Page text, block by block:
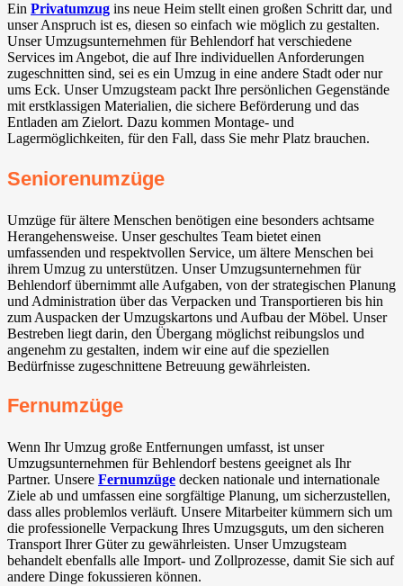
Ein Privatumzug ins neue Heim stellt einen großen Schritt dar, und
unser Anspruch ist es, diesen so einfach wie möglich zu gestalten.
Unser Umzugsunternehmen für Behlendorf hat verschiedene
Services im Angebot, die auf Ihre individuellen Anforderungen
zugeschnitten sind, sei es ein Umzug in eine andere Stadt oder nur
ums Eck. Unser Umzugsteam packt Ihre persönlichen Gegenstände
mit erstklassigen Materialien, die sichere Beförderung und das
Entladen am Zielort. Dazu kommen Montage- und
Lagermöglichkeiten, für den Fall, dass Sie mehr Platz brauchen.
Seniorenumzüge
Umzüge für ältere Menschen benötigen eine besonders achtsame
Herangehensweise. Unser geschultes Team bietet einen
umfassenden und respektvollen Service, um ältere Menschen bei
ihrem Umzug zu unterstützen. Unser Umzugsunternehmen für
Behlendorf übernimmt alle Aufgaben, von der strategischen Planung
und Administration über das Verpacken und Transportieren bis hin
zum Auspacken der Umzugskartons und Aufbau der Möbel. Unser
Bestreben liegt darin, den Übergang möglichst reibungslos und
angenehm zu gestalten, indem wir eine auf die speziellen
Bedürfnisse zugeschnittene Betreuung gewährleisten.
Fernumzüge
Wenn Ihr Umzug große Entfernungen umfasst, ist unser
Umzugsunternehmen für Behlendorf bestens geeignet als Ihr
Partner. Unsere Fernumzüge decken nationale und internationale
Ziele ab und umfassen eine sorgfältige Planung, um sicherzustellen,
dass alles problemlos verläuft. Unsere Mitarbeiter kümmern sich um
die professionelle Verpackung Ihres Umzugsguts, um den sicheren
Transport Ihrer Güter zu gewährleisten. Unser Umzugsteam
behandelt ebenfalls alle Import- und Zollprozesse, damit Sie sich auf
andere Dinge fokussieren können.